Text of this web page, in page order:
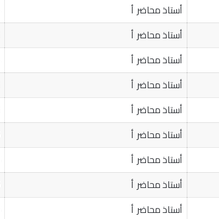
أستاذ محاضر أ
أستاذ محاضر أ
أستاذ محاضر أ
أستاذ محاضر أ
أستاذ محاضر أ
أستاذ محاضر أ
أستاذ محاضر أ
أستاذ محاضر أ
أستاذ محاضر أ